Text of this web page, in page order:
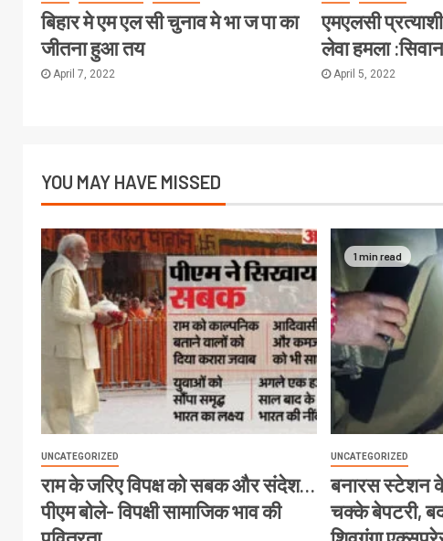
बिहार मे एम एल सी चुनाव मे भा ज पा का
जीतना हुआ तय
April 7, 2022
एमएलसी
लेवा हमला
April 5, 2022
YOU MAY HAVE MISSED
UNCATEGORIZED
राम के जरिए विपक्ष को सबक और संदेश…
पीएम बोले- विपक्षी सामाजिक भाव की
1 min read
UNCATEGORIZED
बनारस स्टेशन
चक्के बेपटरी,